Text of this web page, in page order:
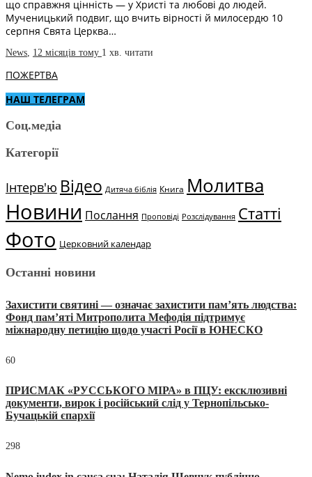
що справжня цінність — у Христі та любові до людей.
Мученицький подвиг, що вчить вірності й милосердю 10
серпня Свята Церква…
News, 12 місяців тому 1 хв. читати
ПОЖЕРТВА
НАШ ТЕЛЕГРАМ
Соц.медіа
Категорії
Інтерв'ю Відео Дитяча біблія Книга Молитва
Новини Послання Проповіді Розслідування Статті
Фото Церковний календар
Останні новини
Захистити святині — означає захистити пам’ять людства:
Фонд пам’яті Митрополита Мефодія підтримує
міжнародну петицію щодо участі Росії в ЮНЕСКО
60
ПРИСМАК «РУССЬКОГО МІРА» в ПЦУ: ексклюзивні
документи, вирок і російський слід у Тернопільсько-
Бучацькій єпархії
298